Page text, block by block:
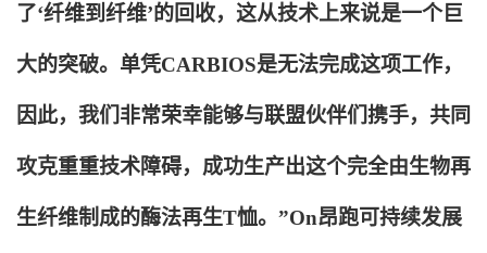
了‘纤维到纤维’的回收，这从技术上来说是一个巨
大的突破。单凭CARBIOS是无法完成这项工作，
因此，我们非常荣幸能够与联盟伙伴们携手，共同
攻克重重技术障碍，成功生产出这个完全由生物再
生纤维制成的酶法再生T恤。”On昂跑可持续发展